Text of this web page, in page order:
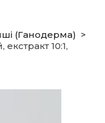
(Ганодерма)
10:1,